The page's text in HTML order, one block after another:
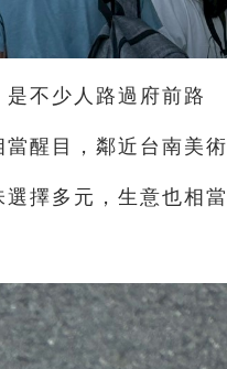
是不少人路過府前路
醒目，鄰近台南美術
擇多元，生意也相當